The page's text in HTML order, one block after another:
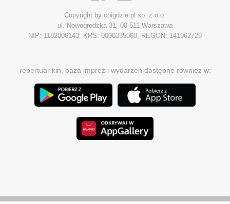
Copyright by coigdzie.pl sp. z o.o.
ul. Nowogrodzka 31, 00-511 Warszawa
NIP: 1182006143, KRS: 0000335060, REGON: 141962729
repertuar kin, baza imprez i wydarzeń dostępne również w: